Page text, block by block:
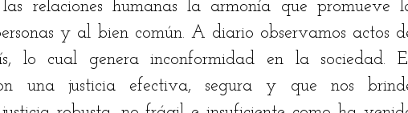
relaciones humanas la armonía que promueve
y al bien común. A diario observamos actos
lo cual genera inconformidad en la sociedad.
una justicia efectiva, segura y que nos